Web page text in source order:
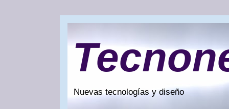
Nuevas tecnologías y diseño